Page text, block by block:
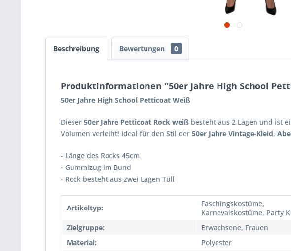
Beschreibung Bewertungen 0
Produktinformationen "50er Jahre High School
50er Jahre High School Petticoat Weiß
Dieser 50er Jahre Petticoat Rock weiß besteht aus 2 Lagen und ist
Volumen verleiht! Ideal für den Stil der 50er Jahre Vintage-Kleid,
- Länge des Rocks 45cm
- Gummizug im Bund
- Rock besteht aus zwei Lagen Tüll
Artikeltyp:
Faschingskostüme,
Karnevalskostüme, Party
Zielgruppe:
Erwachsene, Frauen
Material:
Polyester